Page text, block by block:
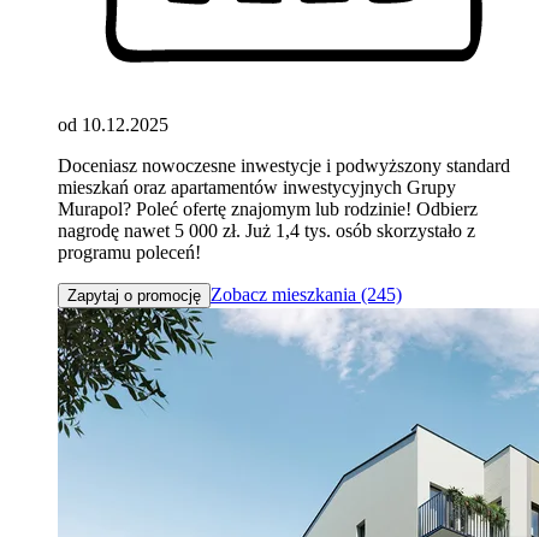
od 10.12.2025
Doceniasz nowoczesne inwestycje i podwyższony standard
mieszkań oraz apartamentów inwestycyjnych Grupy
Murapol? Poleć ofertę znajomym lub rodzinie! Odbierz
nagrodę nawet 5 000 zł. Już 1,4 tys. osób skorzystało z
programu poleceń!
Zapytaj o promocję Zobacz mieszkania (245)